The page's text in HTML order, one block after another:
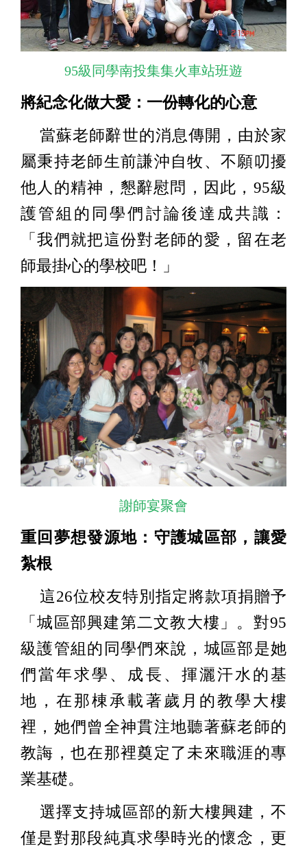
95級同學南投集集火車站班遊
將紀念化做大愛：一份轉化的心意
當蘇老師辭世的消息傳開，由於家
屬秉持老師生前謙沖自牧、不願叨擾
他人的精神，懇辭慰問，因此，95級
護管組的同學們討論後達成共識：
「我們就把這份對老師的愛，留在老
師最掛心的學校吧！」
謝師宴聚會
重回夢想發源地：守護城區部，讓愛
紮根
這26位校友特別指定將款項捐贈予
「城區部興建第二文教大樓」。對95
級護管組的同學們來說，城區部是她
們當年求學、成長、揮灑汗水的基
地，在那棟承載著歲月的教學大樓
裡，她們曾全神貫注地聽著蘇老師的
教誨，也在那裡奠定了未來職涯的專
業基礎。
選擇支持城區部的新大樓興建，不
僅是對那段純真求學時光的懷念，更